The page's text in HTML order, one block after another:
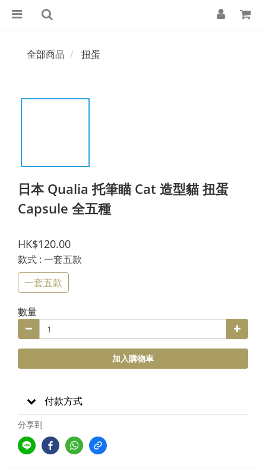
全部商品 扭蛋
日本 Qualia 托筆瞄 Cat 造型貓 扭蛋
Capsule 全五種
HK$120.00
款式 : 一套五款
一套五款
數量
加入購物車
付款方式
分享到